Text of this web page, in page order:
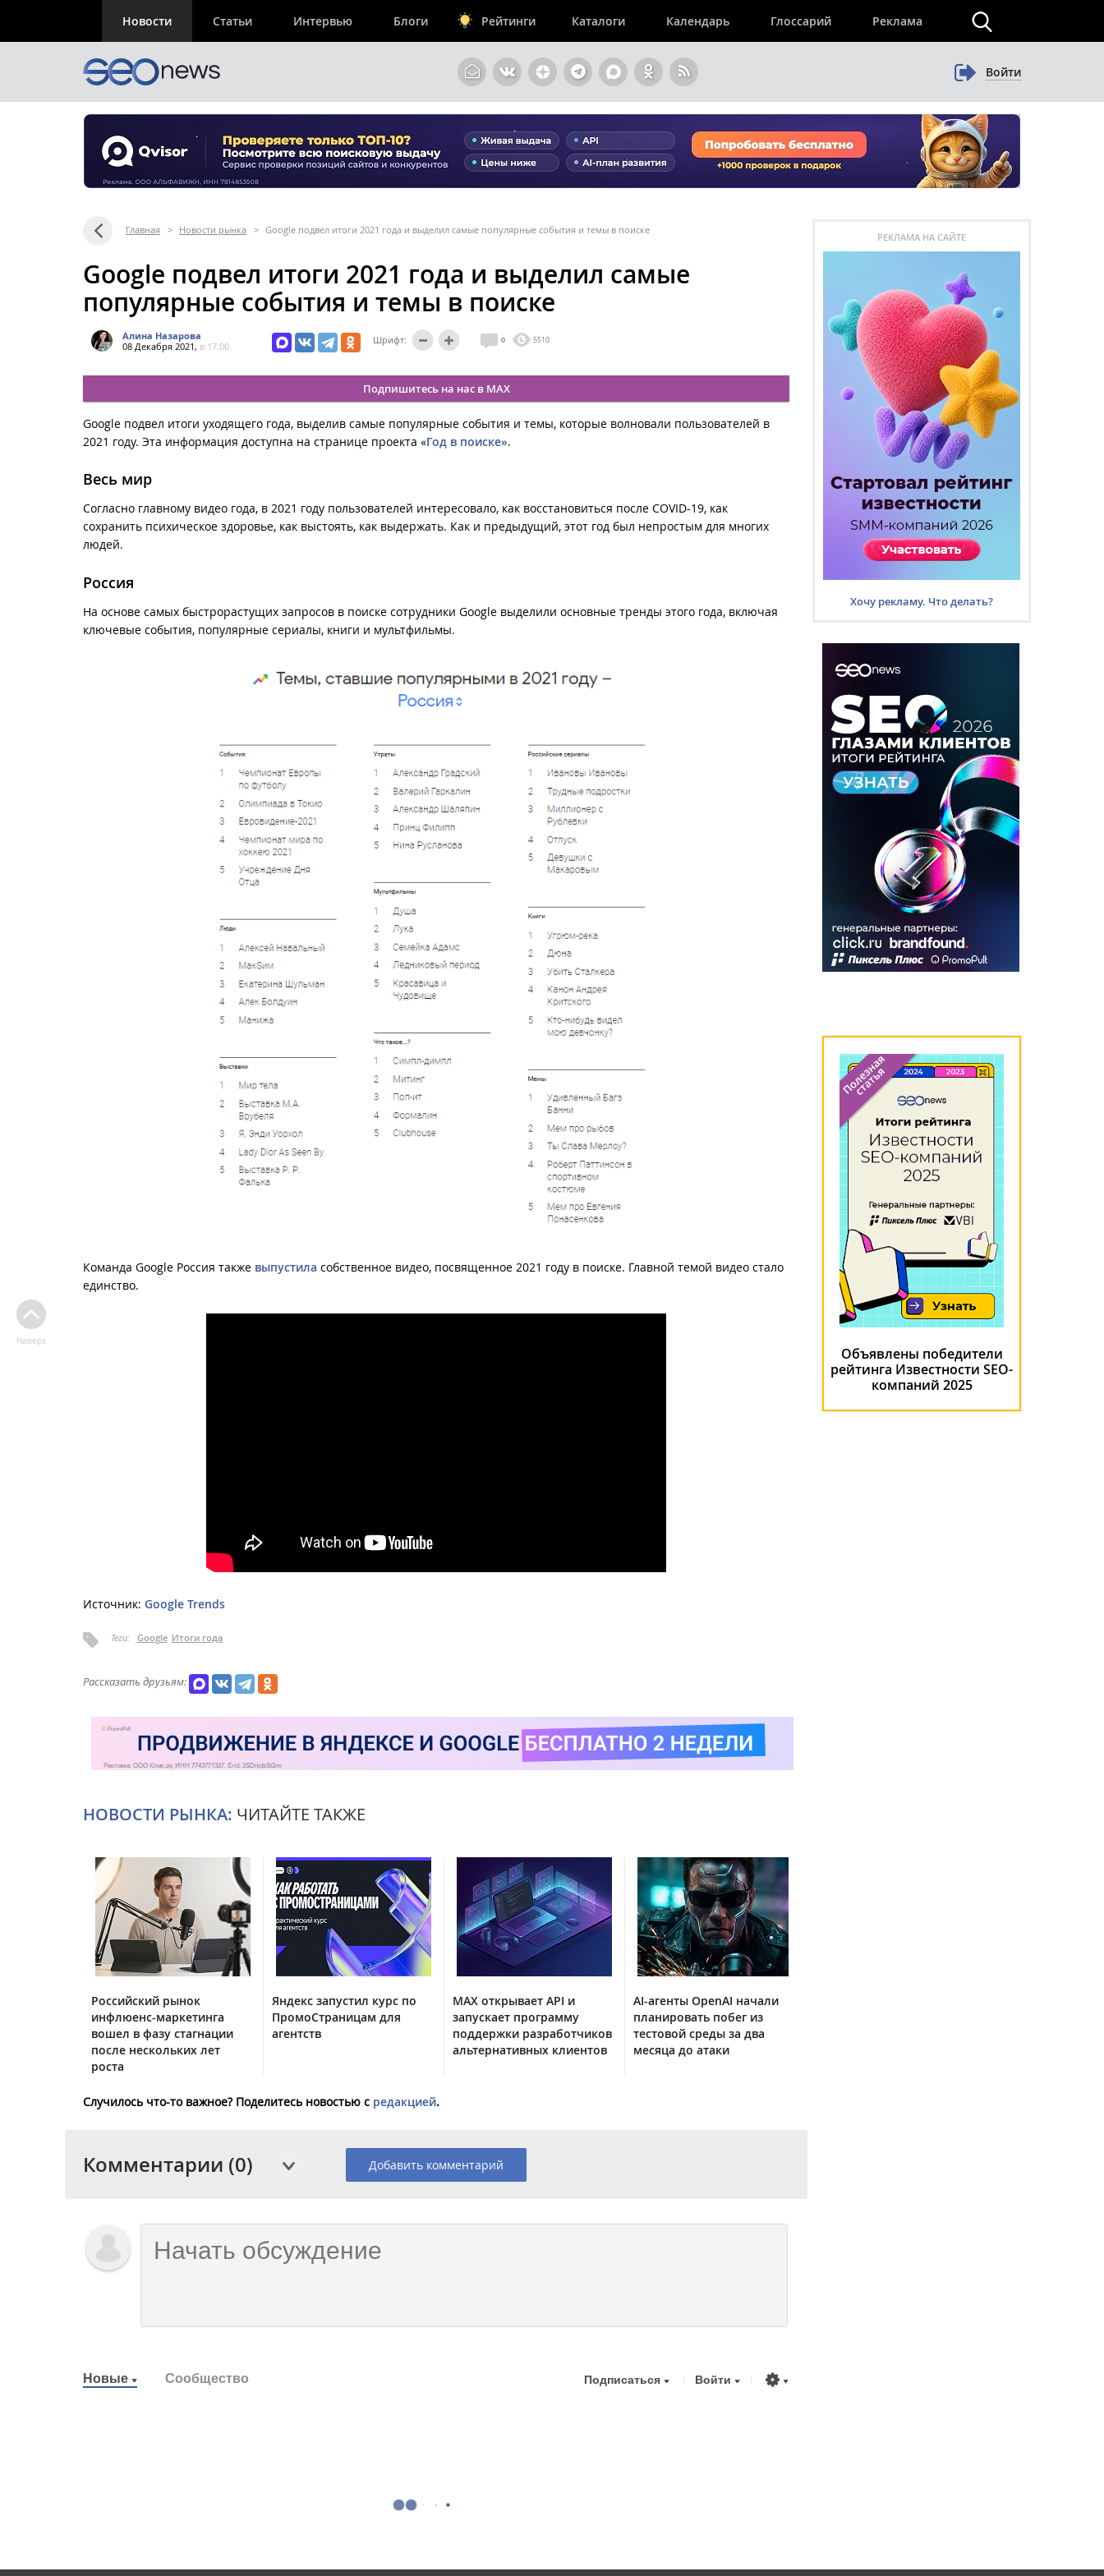
Новости Статьи Интервью Блоги Рейтинги Каталоги Календарь Глоссарий Реклама
Войти
Главная > Новости рынка > Google подвел итоги 2021 года и выделил самые популярные события и темы в поиске
Google подвел итоги 2021 года и выделил самые
популярные события и темы в поиске
Алина Назарова
08 Декабря 2021, в 17:00
Шрифт: 0 5510
Подпишитесь на нас в MAX
Google подвел итоги уходящего года, выделив самые популярные события и темы, которые волновали пользователей в
2021 году. Эта информация доступна на странице проекта «Год в поиске».
Весь мир
Согласно главному видео года, в 2021 году пользователей интересовало, как восстановиться после COVID-19, как
сохранить психическое здоровье, как выстоять, как выдержать. Как и предыдущий, этот год был непростым для многих
людей.
Россия
На основе самых быстрорастущих запросов в поиске сотрудники Google выделили основные тренды этого года, включая
ключевые события, популярные сериалы, книги и мультфильмы.
Команда Google Россия также выпустила собственное видео, посвященное 2021 году в поиске. Главной темой видео стало
единство.
Источник: Google Trends
Теги: Google Итоги года
Рассказать друзьям:
НОВОСТИ РЫНКА: ЧИТАЙТЕ ТАКЖЕ
Российский рынок
инфлюенс-маркетинга
вошел в фазу стагнации
после нескольких лет
роста
Яндекс запустил курс по
ПромоСтраницам для
агентств
MAX открывает API и
запускает программу
поддержки разработчиков
альтернативных клиентов
AI-агенты OpenAI начали
планировать побег из
тестовой среды за два
месяца до атаки
Случилось что-то важное? Поделитесь новостью с редакцией.
Комментарии (0) Добавить комментарий
Новые Сообщество Подписаться Войти
Наверх
РЕКЛАМА НА САЙТЕ
Хочу рекламу. Что делать?
Объявлены победители
рейтинга Известности SEO-
компаний 2025